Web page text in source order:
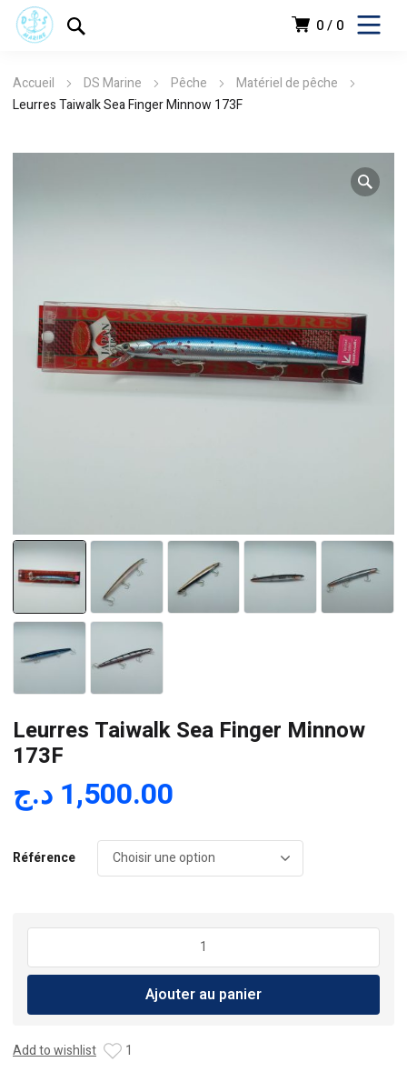
0 0
Accueil DS Marine Pêche
Matériel de pêche
Leurres Taiwalk Sea Finger Minnow 173F
Leurres Taiwalk Sea Finger Minnow
173F
1,500.00 د.ج
Référence
quantité
Leurres
Sea
Minnow
Ajouter au panier
Add to wishlist 1